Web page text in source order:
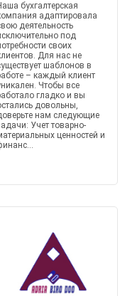
бухгалтерская
адаптировала
деятельность
под
своих
Для нас не
шаблонов в
– каждый клиент
Чтобы все
гладко и вы
довольны,
нам следующие
Учет товарно-
ценностей и